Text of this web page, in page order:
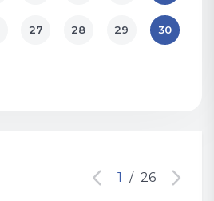
27 28 29 30
1 / 26